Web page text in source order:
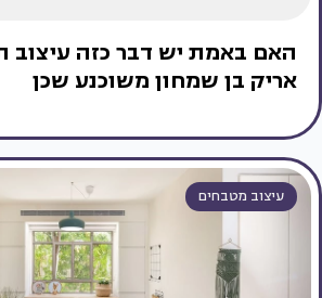
האם באמת יש דבר כזה עיצוב
אריק בן שמחון משוכנע שכן
עיצוב מטבחים